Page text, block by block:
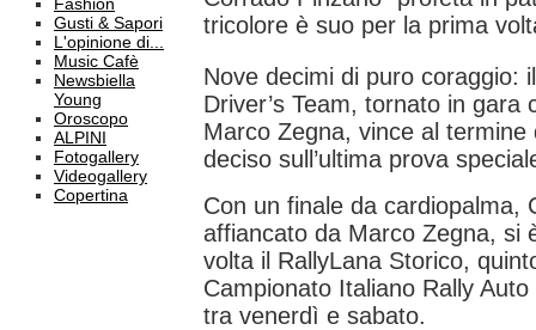
Gusti & Sapori
L'opinione di...
Music Cafè
Newsbiella
Young
Oroscopo
ALPINI
Fotogallery
Videogallery
Copertina
tricolore è suo per la prima
Nove decimi di puro coraggio:
Driver’s Team, tornato in gara
Marco Zegna, vince al
deciso sull’ultima prova
Con un finale da cardiopalma,
affiancato da Marco Zegna, si
volta il RallyLana Storico,
Campionato Italiano Rally
tra venerdì e sabato.